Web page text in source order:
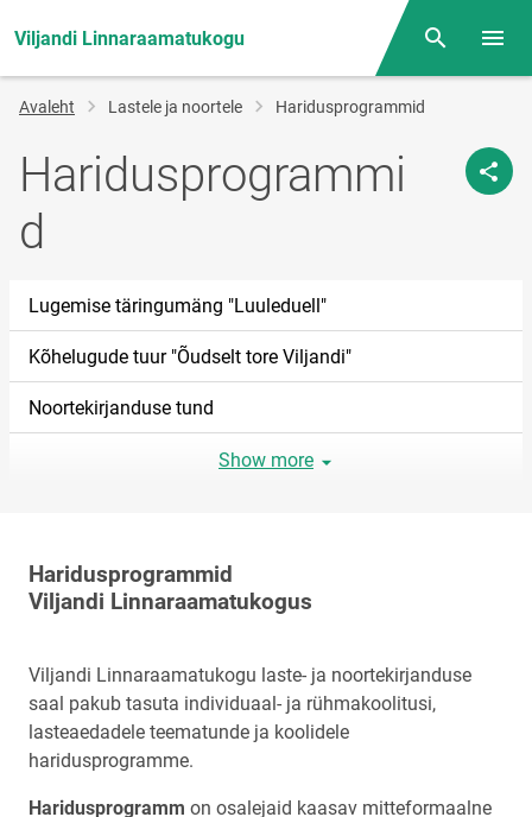
Viljandi Linnaraamatukogu Otsing
Jälglink
Avaleht Lastele ja noortele Haridusprogrammid
Haridusprogrammi
d
Lugemise täringumäng "Luuleduell"
Kõhelugude tuur "Õudselt tore Viljandi"
Noortekirjanduse tund
Show more
Haridusprogrammid
Viljandi Linnaraamatukogus
Viljandi Linnaraamatukogu laste- ja noortekirjanduse
saal pakub tasuta individuaal- ja rühmakoolitusi,
lasteaedadele teematunde ja koolidele
haridusprogramme.
Haridusprogramm on osalejaid kaasav mitteformaalne